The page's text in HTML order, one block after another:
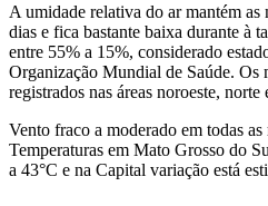
A umidade relativa do ar mantém as
dias e fica bastante baixa durante à
entre 55% a 15%, considerado
Organização Mundial de Saúde. Os
registrados nas áreas noroeste, norte
Vento fraco a moderado em todas as
Temperaturas em Mato Grosso do
a 43°C e na Capital variação está